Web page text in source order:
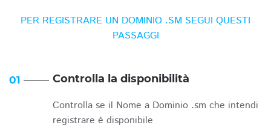
PER REGISTRARE UN DOMINIO .SM SEGUI QUESTI
PASSAGGI
01 Controlla la disponibilità
Controlla se il Nome a Dominio .sm che intendi
registrare è disponibile